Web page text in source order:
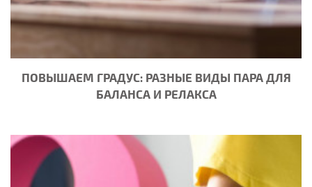
ПОВЫШАЕМ ГРАДУС: РАЗНЫЕ ВИДЫ ПАРА ДЛЯ
БАЛАНСА И РЕЛАКСА